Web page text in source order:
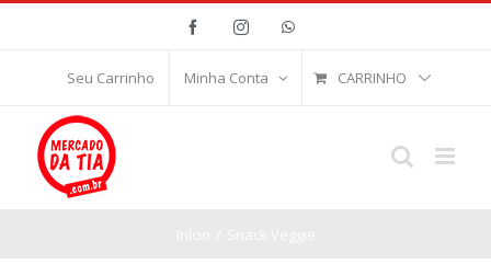
FacebookInstagramWhatsApp
Seu Carrinho Minha Conta CARRINHO